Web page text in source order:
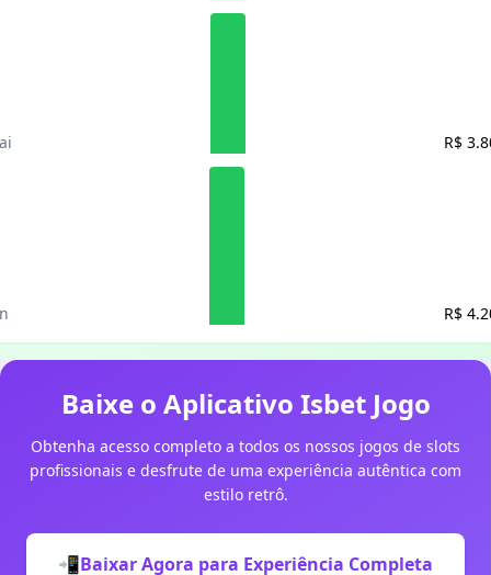
R$
R$
Baixe o Aplicativo Isbet Jogo
Obtenha acesso completo a todos os nossos jogos de slots
profissionais e desfrute de uma experiência autêntica com
estilo retrô.
📲Baixar Agora para Experiência Completa